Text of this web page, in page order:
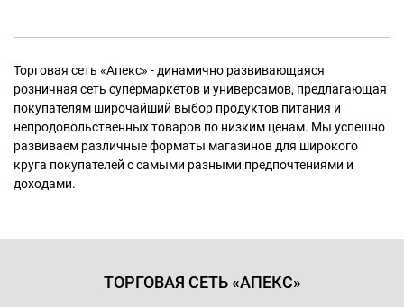
Торговая сеть «Апекс» - динамично развивающаяся
розничная сеть супермаркетов и универсамов, предлагающая
покупателям широчайший выбор продуктов питания и
непродовольственных товаров по низким ценам. Мы успешно
развиваем различные форматы магазинов для широкого
круга покупателей с самыми разными предпочтениями и
доходами.
ТОРГОВАЯ СЕТЬ «АПЕКС»